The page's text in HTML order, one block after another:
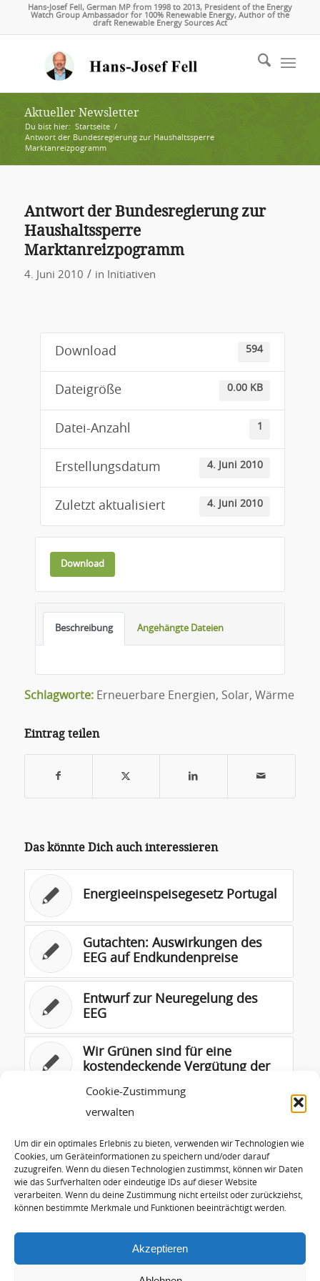
Cookie-Zustimmung
verwalten
Um dir ein optimales Erlebnis zu bieten, verwenden wir Technologien wie
Cookies, um Geräteinformationen zu speichern und/oder darauf
zuzugreifen. Wenn du diesen Technologien zustimmst, können wir Daten
wie das Surfverhalten oder eindeutige IDs auf dieser Website
verarbeiten. Wenn du deine Zustimmung nicht erteilst oder zurückziehst,
können bestimmte Merkmale und Funktionen beeinträchtigt werden.
Akzeptieren
Hans-Josef Fell, German MP from 1998 to 2013, President of the Energy
Watch Group Ambassador for 100% Renewable Energy, Author of the
draft Renewable Energy Sources Act
Aktueller Newsletter
Du bist hier: Startseite /
Antwort der Bundesregierung zur Haushaltssperre
Marktanreizpogramm
Antwort der Bundesregierung zur
Haushaltssperre
Marktanreizpogramm
4. Juni 2010 / in Initiativen
Download 594
Dateigröße 0.00 KB
Datei-Anzahl 1
Erstellungsdatum 4. Juni 2010
Zuletzt aktualisiert 4. Juni 2010
Download
Beschreibung Angehängte Dateien
Schlagworte: Erneuerbare Energien, Solar, Wärme
Eintrag teilen
Das könnte Dich auch interessieren
Energieeinspeisegesetz Portugal
Gutachten: Auswirkungen des
EEG auf Endkundenpreise
Entwurf zur Neuregelung des
EEG
Wir Grünen sind für eine
kostendeckende Vergütung der
Vortrag zur 2. Internationale
Speicherkonferenz Erneuerbarer
Energien (IRES II)